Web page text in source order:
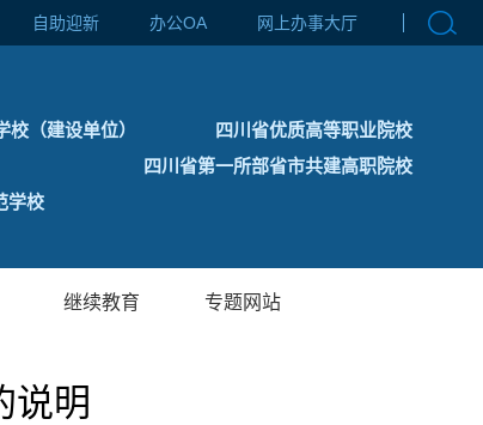
自助迎新 办公OA 网上办事大厅
（建设单位）
四川省优质高等职业院校
四川省第一所部省市共建高职院校
学校
继续教育 专题网站
说明